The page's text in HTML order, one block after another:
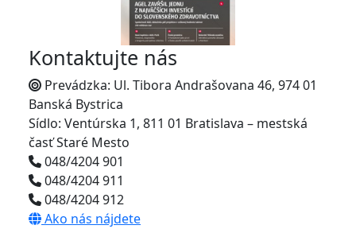
Kontaktujte nás
Prevádzka: Ul. Tibora Andrašovana 46, 974 01
Banská Bystrica
Sídlo: Ventúrska 1, 811 01 Bratislava – mestská
časť Staré Mesto
048/4204 901
048/4204 911
048/4204 912
Ako nás nájdete